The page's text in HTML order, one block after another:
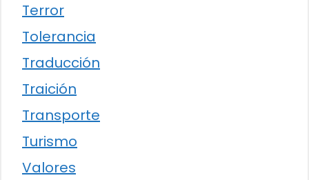
Terror
Tolerancia
Traducción
Traición
Transporte
Turismo
Valores